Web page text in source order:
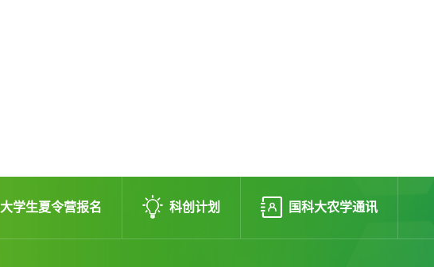
大学生夏令营报名 科创计划 国科大农学通讯